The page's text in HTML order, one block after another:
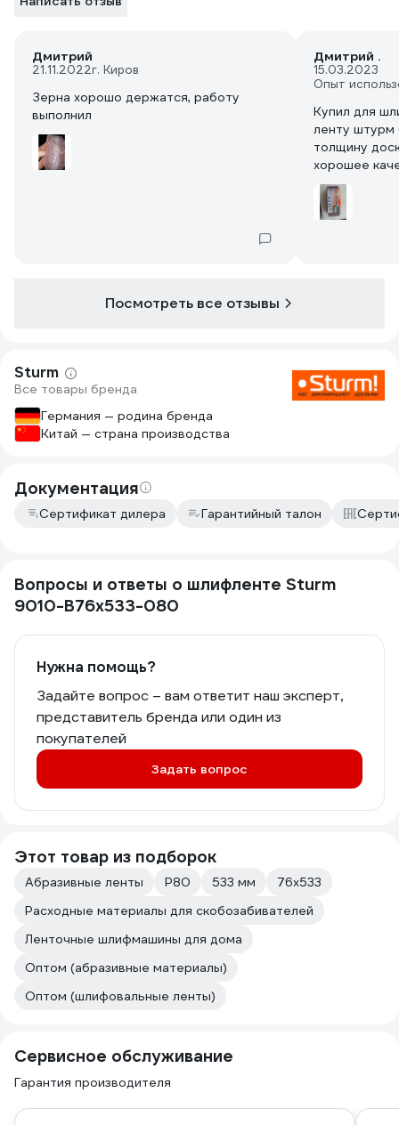
Дмитрий
21.11.2022г. Киров
Зерна хорошо держатся, работу
выполнил
Дмитрий .
15.03.2023
Опыт
Купил для
ленту штурм
толщину
хорошее
Посмотреть все отзывы
Sturm
Все товары бренда
Германия — родина бренда
Китай — страна производства
Документация
Сертификат дилера Гарантийный талон
Вопросы и ответы о шлифленте Sturm
9010-B76x533-080
Нужна помощь?
Задайте вопрос – вам ответит наш эксперт,
представитель бренда или один из
покупателей
Задать вопрос
Этот товар из подборок
Абразивные ленты Р80 533 мм
76х533
Расходные материалы для скобозабивателей
Ленточные шлифмашины для дома
Оптом (абразивные материалы)
Оптом (шлифовальные ленты)
Сервисное обслуживание
Гарантия производителя